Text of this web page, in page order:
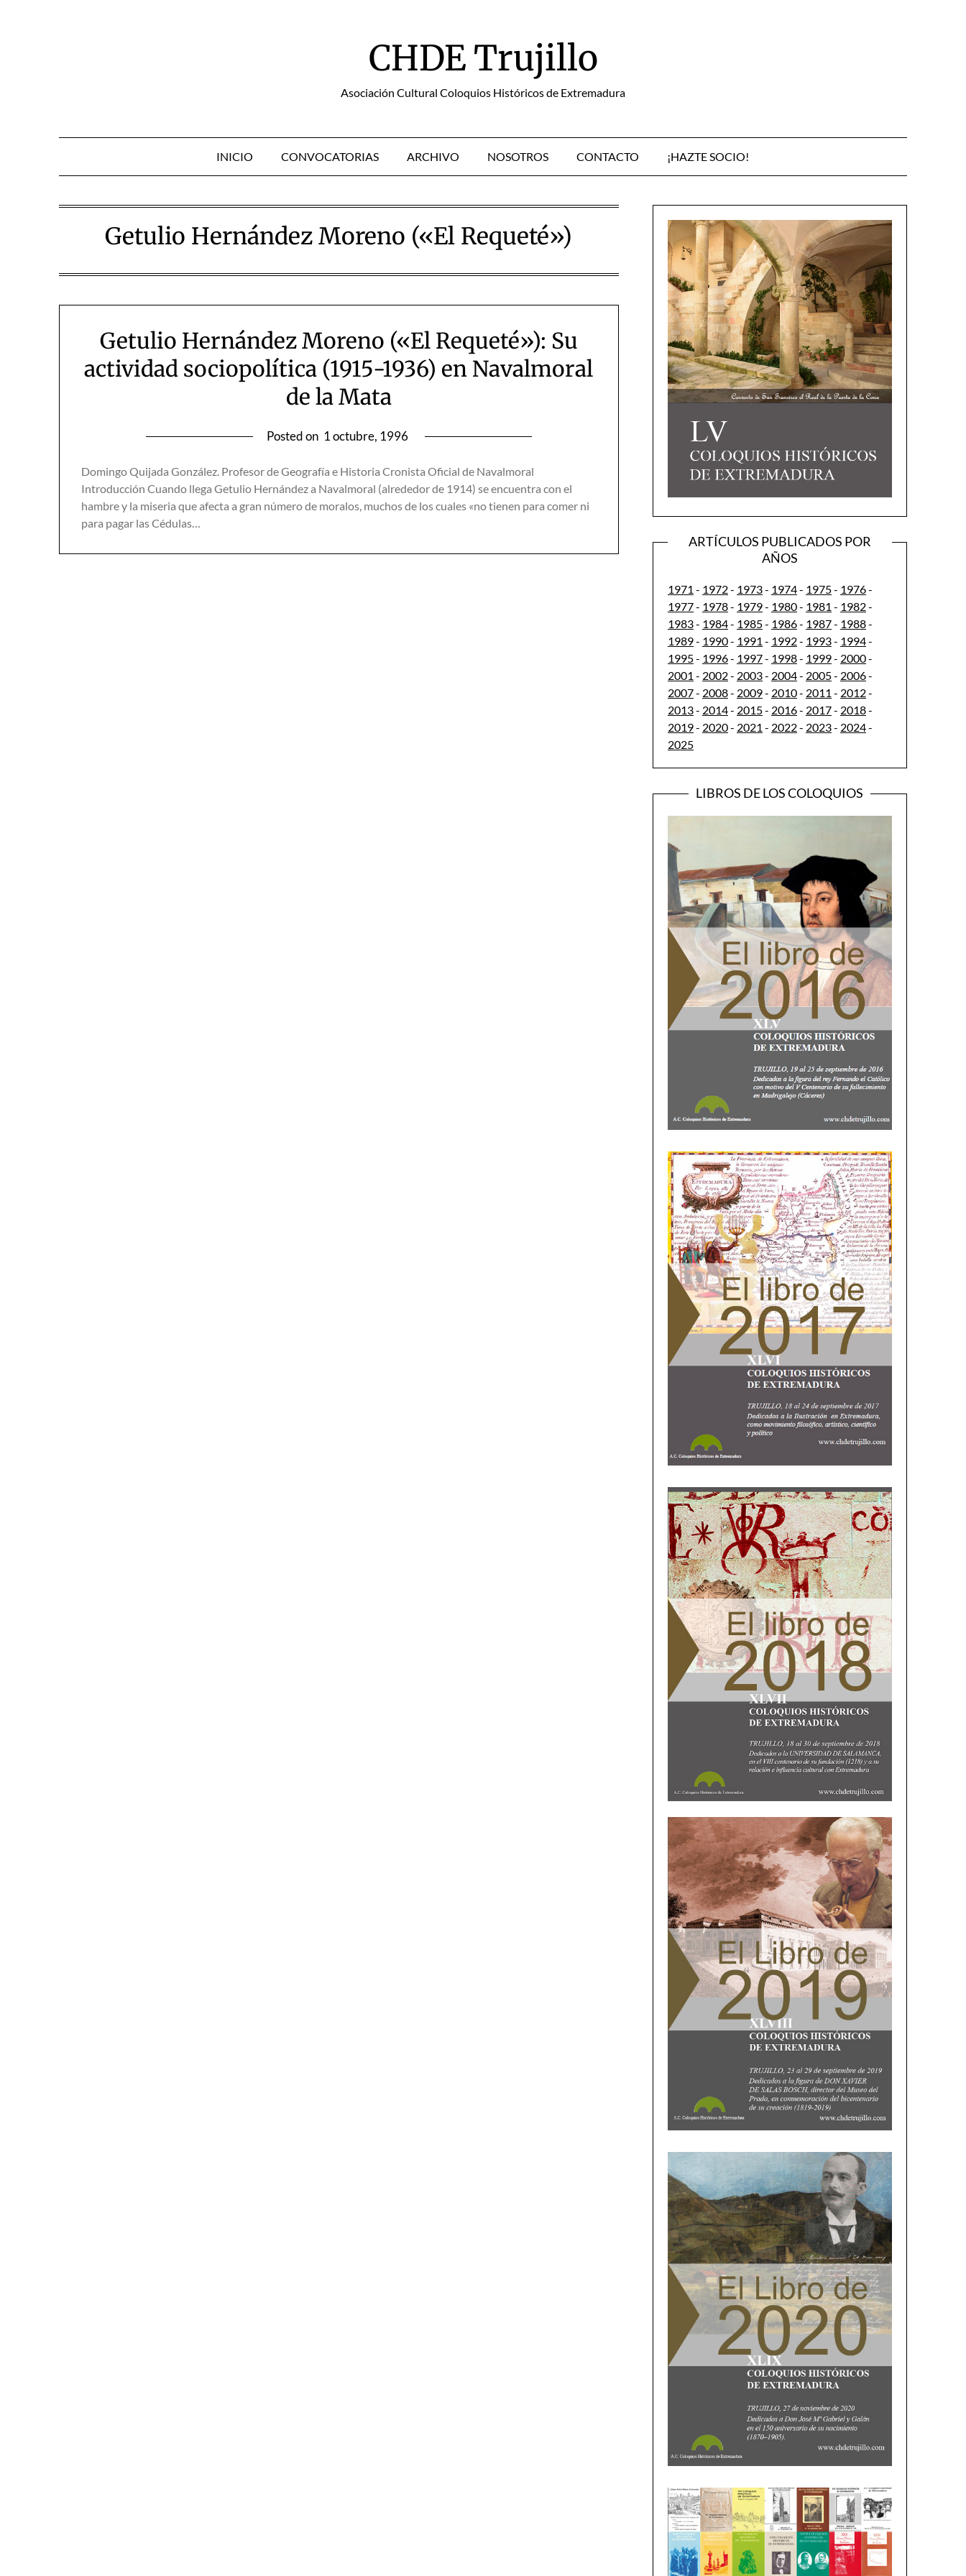
CHDE Trujillo
Asociación Cultural Coloquios Históricos de Extremadura
INICIO CONVOCATORIAS ARCHIVO NOSOTROS CONTACTO ¡HAZTE SOCIO!
Getulio Hernández Moreno («El Requeté»)
Getulio Hernández Moreno («El Requeté»): Su
actividad sociopolítica (1915-1936) en Navalmoral
de la Mata
Posted on 1 octubre, 1996
Domingo Quijada González. Profesor de Geografía e Historia Cronista Oficial de Navalmoral
Introducción Cuando llega Getulio Hernández a Navalmoral (alrededor de 1914) se encuentra con el
hambre y la miseria que afecta a gran número de moralos, muchos de los cuales «no tienen para comer ni
para pagar las Cédulas…
ARTÍCULOS PUBLICADOS POR
AÑOS
1971 - 1972- 1973- 1974- 1975- 1976-
1977- 1978- 1979- 1980- 1981 - 1982-
1983- 1984- 1985- 1986- 1987- 1988-
1989- 1990- 1991 - 1992- 1993- 1994-
1995- 1996- 1997- 1998- 1999- 2000-
2001 - 2002- 2003- 2004- 2005- 2006-
2007- 2008- 2009- 2010- 2011 - 2012-
2013- 2014- 2015- 2016- 2017- 2018-
2019- 2020- 2021 - 2022- 2023- 2024-
2025
LIBROS DE LOS COLOQUIOS